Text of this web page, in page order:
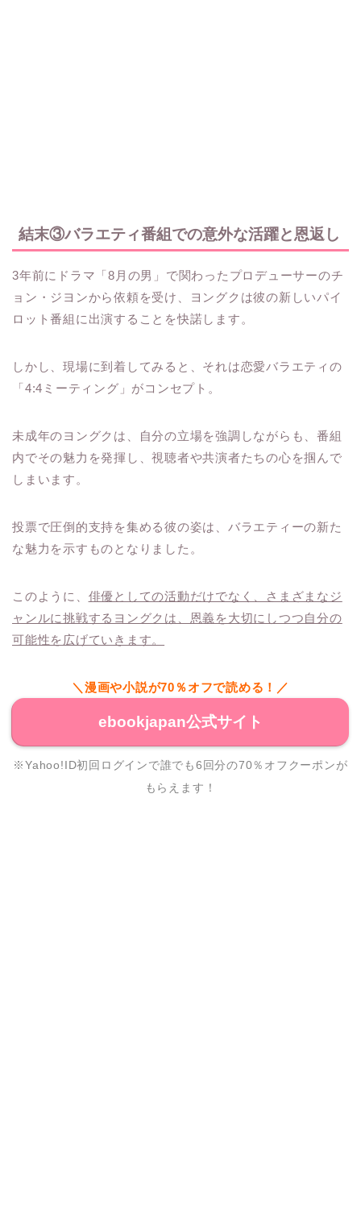
結末③バラエティ番組での意外な活躍と恩返し
3年前にドラマ「8月の男」で関わったプロデューサーのチ
ョン・ジヨンから依頼を受け、ヨングクは彼の新しいパイ
ロット番組に出演することを快諾します。
しかし、現場に到着してみると、それは恋愛バラエティの
「4:4ミーティング」がコンセプト。
未成年のヨングクは、自分の立場を強調しながらも、番組
内でその魅力を発揮し、視聴者や共演者たちの心を掴んで
しまいます。
投票で圧倒的支持を集める彼の姿は、バラエティーの新た
な魅力を示すものとなりました。
このように、 俳優としての活動だけでなく、さまざまなジ
ャンルに挑戦するヨングクは、恩義を大切にしつつ自分の
可能性を広げていきます。
＼漫画や小説が70％オフで読める！／
ebookjapan公式サイト
※Yahoo!ID初回ログインで誰でも6回分の70％オフクーポンが
もらえます！